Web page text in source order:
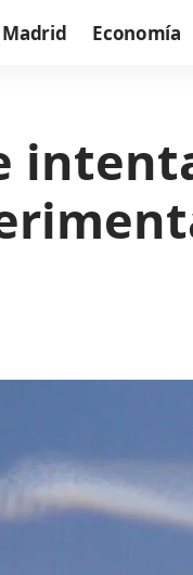
Madrid Economía